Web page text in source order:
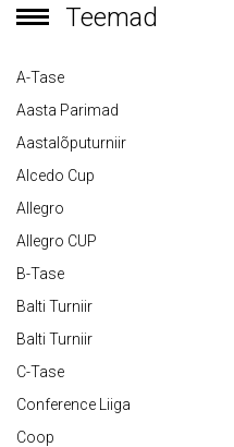
Teemad
A-Tase
Aasta Parimad
Aastalõputurniir
Alcedo Cup
Allegro
Allegro CUP
B-Tase
Balti Turniir
Balti Turniir
C-Tase
Conference Liiga
Coop